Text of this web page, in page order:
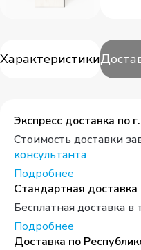
Характеристики
Экспресс доставка по
Стоимость доставки
консультанта
Подробнее
Стандартная
Бесплатная доставка
Подробнее
Доставка по